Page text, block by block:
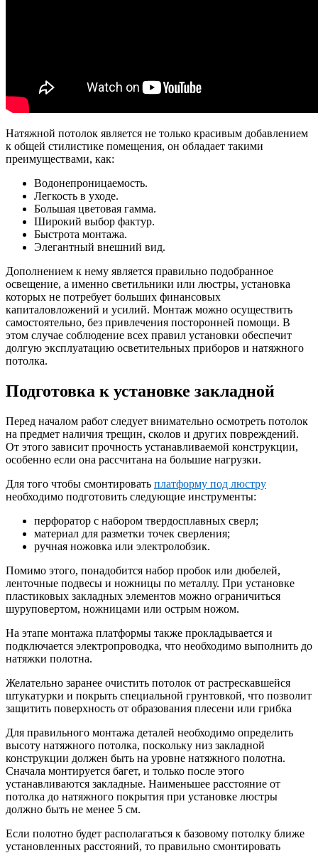
Натяжной потолок является не только красивым добавлением
к общей стилистике помещения, он обладает такими
преимуществами, как:
Водонепроницаемость.
Легкость в уходе.
Большая цветовая гамма.
Широкий выбор фактур.
Быстрота монтажа.
Элегантный внешний вид.
Дополнением к нему является правильно подобранное
освещение, а именно светильники или люстры, установка
которых не потребует больших финансовых
капиталовложений и усилий. Монтаж можно осуществить
самостоятельно, без привлечения посторонней помощи. В
этом случае соблюдение всех правил установки обеспечит
долгую эксплуатацию осветительных приборов и натяжного
потолка.
Подготовка к установке закладной
Перед началом работ следует внимательно осмотреть потолок
на предмет наличия трещин, сколов и других повреждений.
От этого зависит прочность устанавливаемой конструкции,
особенно если она рассчитана на большие нагрузки.
Для того чтобы смонтировать платформу под люстру
необходимо подготовить следующие инструменты:
перфоратор с набором твердосплавных сверл;
материал для разметки точек сверления;
ручная ножовка или электролобзик.
Помимо этого, понадобится набор пробок или дюбелей,
ленточные подвесы и ножницы по металлу. При установке
пластиковых закладных элементов можно ограничиться
шуруповертом, ножницами или острым ножом.
На этапе монтажа платформы также прокладывается и
подключается электропроводка, что необходимо выполнить до
натяжки полотна.
Желательно заранее очистить потолок от растрескавшейся
штукатурки и покрыть специальной грунтовкой, что позволит
защитить поверхность от образования плесени или грибка
Для правильного монтажа деталей необходимо определить
высоту натяжного потолка, поскольку низ закладной
конструкции должен быть на уровне натяжного полотна.
Сначала монтируется багет, и только после этого
устанавливаются закладные. Наименьшее расстояние от
потолка до натяжного покрытия при установке люстры
должно быть не менее 5 см.
Если полотно будет располагаться к базовому потолку ближе
установленных расстояний, то правильно смонтировать